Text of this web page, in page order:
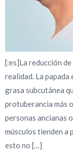
[:es]La reducción
realidad. La papada
grasa subcutánea
protuberancia más
personas ancianas
músculos tienden a
esto no […]